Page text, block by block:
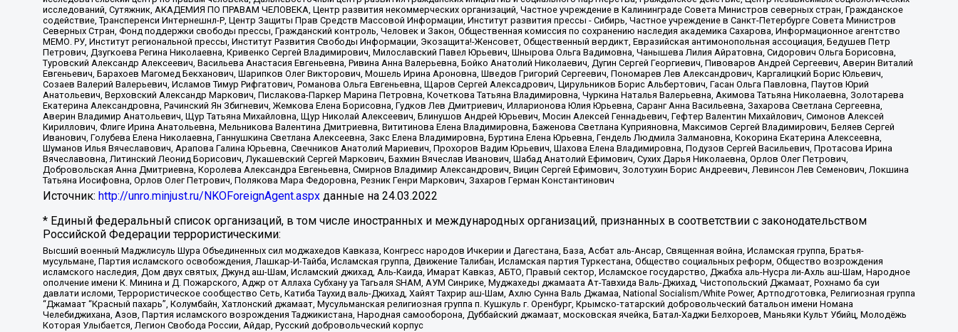
исследований, Сутяжник, АКАДЕМИЯ ПО ПРАВАМ ЧЕЛОВЕКА, Центр развития некоммерческих организаций, Частное учреждение в Калининграде Совета Министров северных стран, Гражданское
содействие, Трансперенси Интернешнл-Р, Центр Защиты Прав Средств Массовой Информации, Институт развития прессы - Сибирь, Частное учреждение в Санкт-Петербурге Совета Министров
Северных Стран, Фонд поддержки свободы прессы, Гражданский контроль, Человек и Закон, Общественная комиссия по сохранению наследия академика Сахарова, Информационное агентство
МЕМО. РУ, Институт региональной прессы, Институт Развития Свободы Информации, Экозащита!-Женсовет, Общественный вердикт, Евразийская антимонопольная ассоциация, Бедушев Петр
Петрович, Дзугкоева Регина Николаевна, Кривенко Сергей Владимирович, Милославский Павел Юрьевич, Шнырова Ольга Вадимовна, Чанышева Лилия Айратовна, Сидорович Ольга Борисовна,
Туровский Александр Алексеевич, Васильева Анастасия Евгеньевна, Ривина Анна Валерьевна, Бойко Анатолий Николаевич, Дугин Сергей Георгиевич, Пивоваров Андрей Сергеевич, Аверин Виталий
Евгеньевич, Барахоев Магомед Бекханович, Шарипков Олег Викторович, Мошель Ирина Ароновна, Шведов Григорий Сергеевич, Пономарев Лев Александрович, Каргалицкий Борис Юльевич,
Созаев Валерий Валерьевич, Исламов Тимур Рифгатович, Романова Ольга Евгеньевна, Щаров Сергей Алексадрович, Цирульников Борис Альбертович, Гасан Ольга Павловна, Паутов Юрий
Анатольевич, Верховский Александр Маркович, Пислакова-Паркер Марина Петровна, Кочеткова Татьяна Владимировна, Чуркина Наталья Валерьевна, Акимова Татьяна Николаевна, Золотарева
Екатерина Александровна, Рачинский Ян Збигневич, Жемкова Елена Борисовна, Гудков Лев Дмитриевич, Илларионова Юлия Юрьевна, Саранг Анна Васильевна, Захарова Светлана Сергеевна,
Аверин Владимир Анатольевич, Щур Татьяна Михайловна, Щур Николай Алексеевич, Блинушов Андрей Юрьевич, Мосин Алексей Геннадьевич, Гефтер Валентин Михайлович, Симонов Алексей
Кириллович, Флиге Ирина Анатольевна, Мельникова Валентина Дмитриевна, Вититинова Елена Владимировна, Баженова Светлана Куприяновна, Максимов Сергей Владимирович, Беляев Сергей
Иванович, Голубева Елена Николаевна, Ганнушкина Светлана Алексеевна, Закс Елена Владимировна, Буртина Елена Юрьевна, Гендель Людмила Залмановна, Кокорина Екатерина Алексеевна,
Шуманов Илья Вячеславович, Арапова Галина Юрьевна, Свечников Анатолий Мариевич, Прохоров Вадим Юрьевич, Шахова Елена Владимировна, Подузов Сергей Васильевич, Протасова Ирина
Вячеславовна, Литинский Леонид Борисович, Лукашевский Сергей Маркович, Бахмин Вячеслав Иванович, Шабад Анатолий Ефимович, Сухих Дарья Николаевна, Орлов Олег Петрович,
Добровольская Анна Дмитриевна, Королева Александра Евгеньевна, Смирнов Владимир Александрович, Вицин Сергей Ефимович, Золотухин Борис Андреевич, Левинсон Лев Семенович, Локшина
Татьяна Иосифовна, Орлов Олег Петрович, Полякова Мара Федоровна, Резник Генри Маркович, Захаров Герман Константинович
Источник: http://unro.minjust.ru/NKOForeignAgent.aspx данные на 24.03.2022
* Единый федеральный список организаций, в том числе иностранных и международных организаций, признанных в соответствии с законодательством
Российской Федерации террористическими:
Высший военный Маджлисуль Шура Объединенных сил моджахедов Кавказа, Конгресс народов Ичкерии и Дагестана, База, Асбат аль-Ансар, Священная война, Исламская группа, Братья-
мусульмане, Партия исламского освобождения, Лашкар-И-Тайба, Исламская группа, Движение Талибан, Исламская партия Туркестана, Общество социальных реформ, Общество возрождения
исламского наследия, Дом двух святых, Джунд аш-Шам, Исламский джихад, Аль-Каида, Имарат Кавказ, АБТО, Правый сектор, Исламское государство, Джабха аль-Нусра ли-Ахль аш-Шам, Народное
ополчение имени К. Минина и Д. Пожарского, Аджр от Аллаха Субхану уа Тагьаля SHAM, АУМ Синрике, Муджахеды джамаата Ат-Тавхида Валь-Джихад, Чистопольский Джамаат, Рохнамо ба суи
давлати исломи, Террористическое сообщество Сеть, Катиба Таухид валь-Джихад, Хайят Тахрир аш-Шам, Ахлю Сунна Валь Джамаа, National Socialism/White Power, Артподготовка, Религиозная группа
“Джамаат “Красный пахарь”, Колумбайн, Хатлонский джамаат, Мусульманская религиозная группа п. Кушкуль г. Оренбург, Крымско-татарский добровольческий батальон имени Номана
Челебиджихана, Азов, Партия исламского возрождения Таджикистана, Народная самооборона, Дуббайский джамаат, московская ячейка, Батал-Хаджи Белхороев, Маньяки Культ Убийц, Молодёжь
Которая Улыбается, Легион Свобода России, Айдар, Русский добровольческий корпус